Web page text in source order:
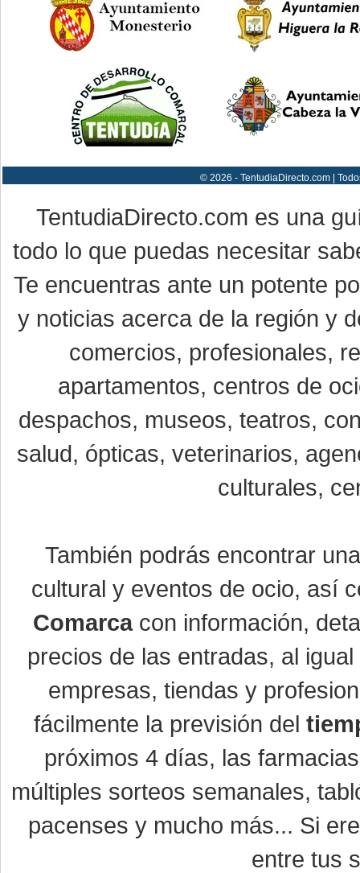
© 2026 - TentudiaDirecto.com |
TentudiaDirecto.com es una
todo lo que puedas necesitar
Te encuentras ante un potente
y noticias acerca de la región y
comercios, profesionales,
apartamentos, centros de
despachos, museos, teatros,
salud, ópticas, veterinarios,
culturales,
También podrás encontrar
cultural y eventos de ocio, así
Comarcacon información,
precios de las entradas, al
empresas, tiendas y
fácilmente la previsión del
próximos 4 días, las
múltiples sorteos semanales,
pacenses y mucho más... Si
entre tus